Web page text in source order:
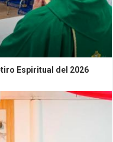
Espiritual del 2026